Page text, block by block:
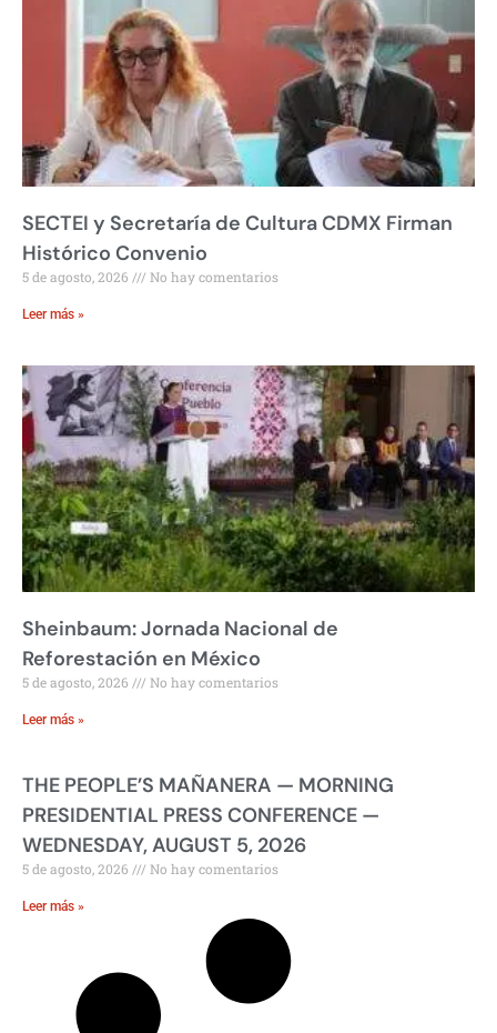
SECTEI y Secretaría de Cultura CDMX Firman
Histórico Convenio
5 de agosto, 2026 No hay comentarios
Leer más »
Sheinbaum: Jornada Nacional de
Reforestación en México
5 de agosto, 2026 No hay comentarios
Leer más »
THE PEOPLE’S MAÑANERA — MORNING
PRESIDENTIAL PRESS CONFERENCE —
WEDNESDAY, AUGUST 5, 2026
5 de agosto, 2026 No hay comentarios
Leer más »